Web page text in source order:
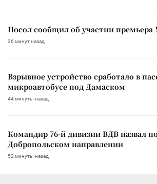
Посол сообщил об участии
36 минут назад
Взрывное устройство сработало в
микроавтобусе под Дамаском
44 минуты назад
Командир 76-й дивизии ВДВ назвал
Добропольском направлении
52 минуты назад